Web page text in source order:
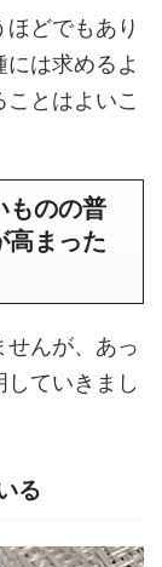
どでもあり
は求めるよ
とはよいこ
ものの普
高まった
せんが、あっ
ていきまし
る